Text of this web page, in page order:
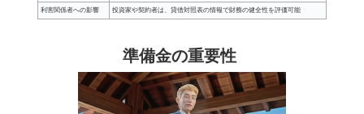
利害関係者への影響 投資家や契約者は、貸借対照表の情報で財務の健全性を評価可能
準備金の重要性